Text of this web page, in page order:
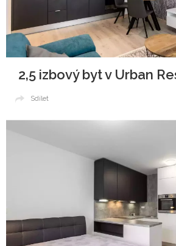
2,5 izbový byt v Urban
Sdílet